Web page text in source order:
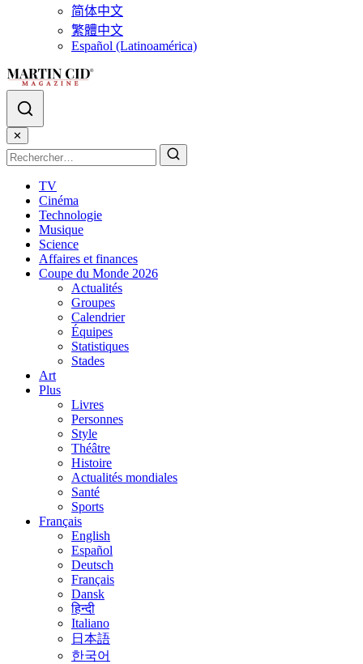
简体中文
繁體中文
Español (Latinoamérica)
✕
TV
Cinéma
Technologie
Musique
Science
Affaires et finances
Coupe du Monde 2026
Actualités
Groupes
Calendrier
Équipes
Statistiques
Stades
Art
Plus
Livres
Personnes
Style
Théâtre
Histoire
Actualités mondiales
Santé
Sports
Français
English
Español
Deutsch
Français
Dansk
हिन्दी
Italiano
日本語
한국어